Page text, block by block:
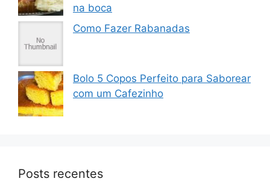
na boca
Como Fazer Rabanadas
Bolo 5 Copos Perfeito para Saborear
com um Cafezinho
Posts recentes